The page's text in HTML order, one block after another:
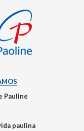
Pauline
paulina